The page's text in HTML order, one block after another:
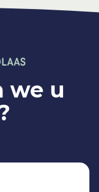
we u